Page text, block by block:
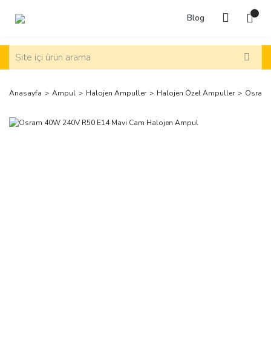
Blog
Anasayfa Ampul Halojen Ampuller Halojen Özel Ampuller Osram